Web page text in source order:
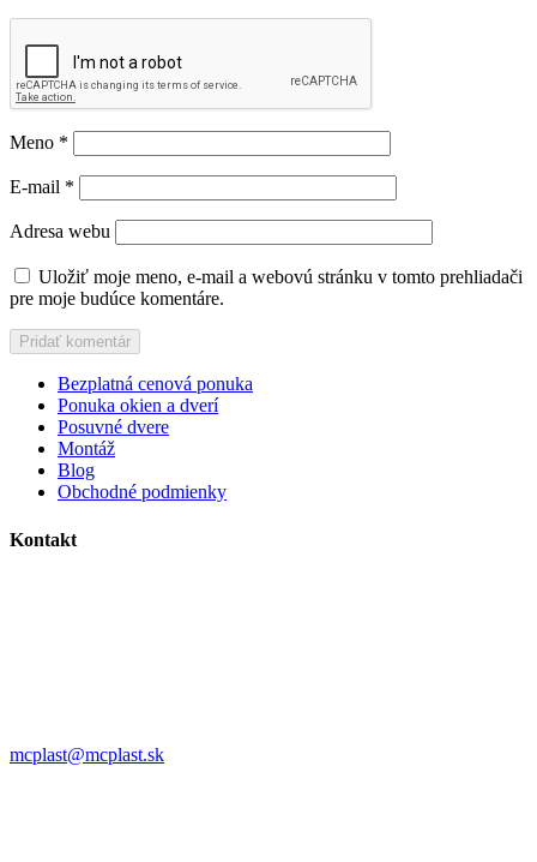
Meno *
E-mail *
Adresa webu
Uložiť moje meno, e-mail a webovú stránku v tomto prehliadači
pre moje budúce komentáre.
Bezplatná cenová ponuka
Ponuka okien a dverí
Posuvné dvere
Montáž
Blog
Obchodné podmienky
Kontakt
mcplast@mcplast.sk